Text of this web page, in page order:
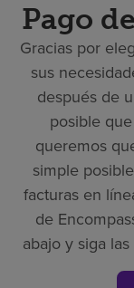
Pago
Gracias por
sus
después de
posible
queremos
simple
facturas en
de
abajo y siga